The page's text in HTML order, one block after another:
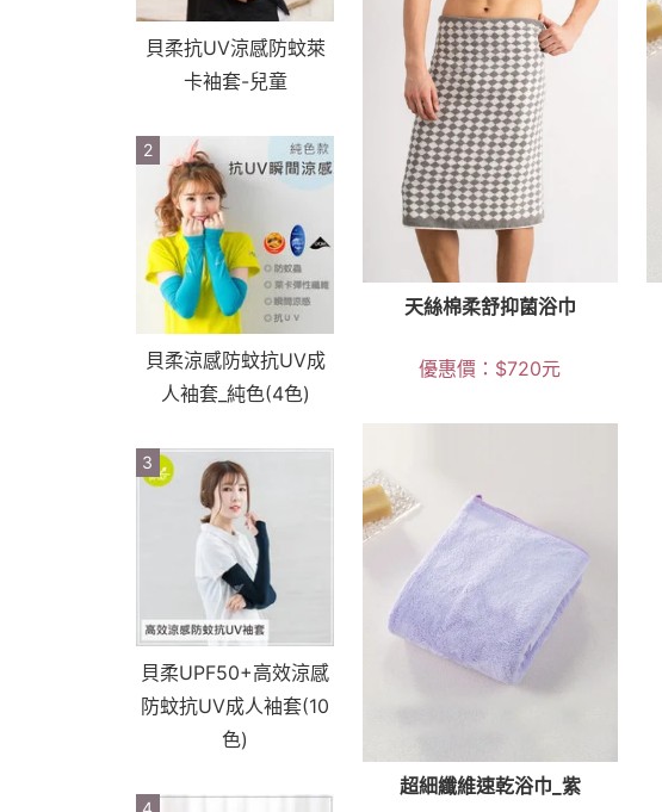
貝柔抗UV涼感防蚊萊
卡袖套-兒童
2
貝柔涼感防蚊抗UV成
人袖套_純色(4色)
3
貝柔UPF50+高效涼感
防蚊抗UV成人袖套(10
色)
天絲棉柔舒抑菌浴巾
優惠價： $720元
超細纖維速乾浴巾_紫